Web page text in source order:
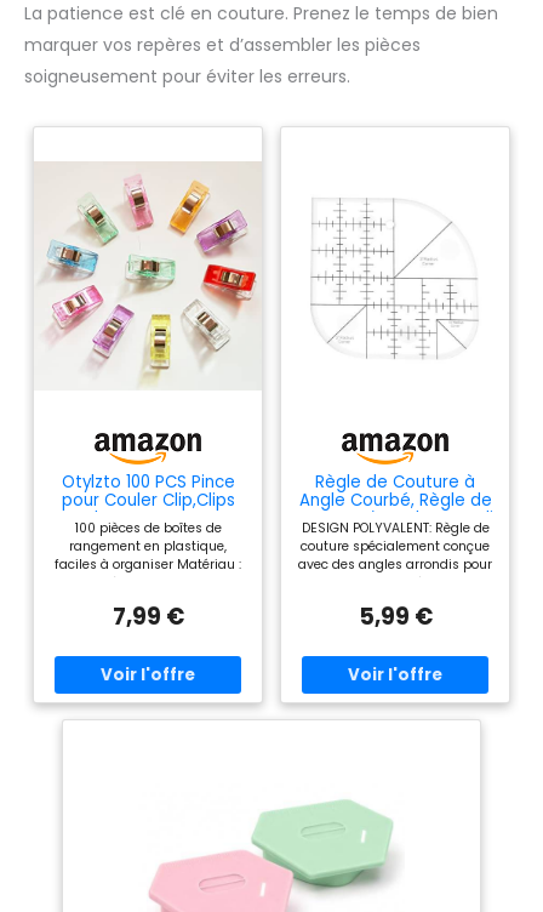
La patience est clé en couture. Prenez le temps de bien
marquer vos repères et d’assembler les pièces
soigneusement pour éviter les erreurs.
Otylzto 100 PCS Pince
pour Couler Clip,Clips
de Couture, en
Plastique Couleurs
Assorties,Wonder
Sewing Fabric Craft
100 pièces de boîtes de
rangement en plastique,
faciles à organiser Matériau :
polystyrène transparent de
assorties Taille clip: 2,7 cm
(0,43") (L x l x H) L'ouverture
maximale du clip : 0,9 cm. Les
pinces ont 3 lignes de
marquage, afin que vous
7,99 €
Règle de Couture à
Angle Courbé, Règle de
Couture à Angle Arrondi
- Accessoire de
Couture Adapté pour
Articles de Couture,
DESIGN POLYVALENT: Règle de
couture spécialement conçue
avec des angles arrondis pour
une utilisation précise dans
UTILISATION PRATIQUE: Parfaite
douces et des angles arrondis
sur vos patrons et tissus avec
une grande précision
MATÉRIAU DURABLE: Fabriqué
d'utilisation. MANIPULATION
AISÉE: Design ergonomique
permettant une prise en main
optimal pendant l'utilisation
ACCESSOIRE ESSENTIEL: Idéal
5,99 €